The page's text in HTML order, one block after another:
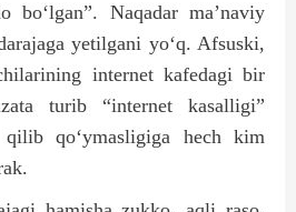
bo‘lgan”. Naqadar ma’naviy
yetilgani yo‘q. Afsuski,
internet kafedagi bir
turib “internet kasalligi”
qo‘ymasligiga hech kim